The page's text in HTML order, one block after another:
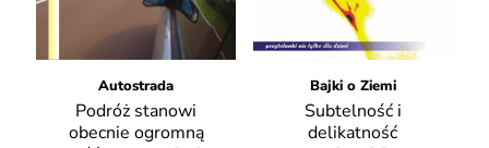
Autostrada
Podróż stanowi
obecnie ogromną
Bajki o Ziemi
Subtelność i
delikatność